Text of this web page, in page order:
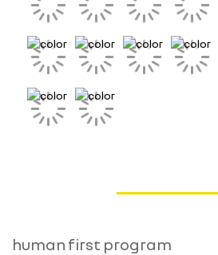
human first program